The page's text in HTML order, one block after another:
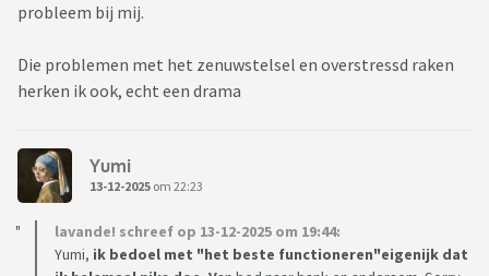
probleem bij mij.
Die problemen met het zenuwstelsel en overstressd raken
herken ik ook, echt een drama
Yumi
13-12-2025 om 22:23
lavande! schreef op 13-12-2025 om 19:44:
Yumi, ik bedoel met "het beste functioneren"eigenijk dat